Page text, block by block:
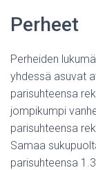
Perheet
Perheiden
yhdessä asuvat
parisuhteensa
jompikumpi
parisuhteensa
Samaa
parisuhteensa